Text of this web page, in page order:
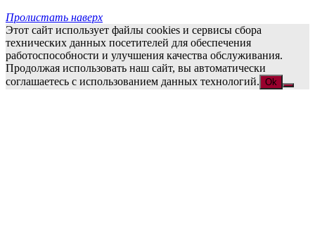
Пролистать наверх
Этот сайт использует файлы cookies и сервисы сбора
технических данных посетителей для обеспечения
работоспособности и улучшения качества обслуживания.
Продолжая использовать наш сайт, вы автоматически
соглашаетесь с использованием данных технологий. Ok